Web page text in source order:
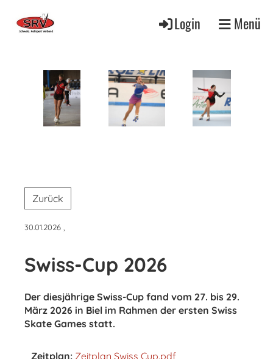
Login Menü
Zurück
30.01.2026 ,
Swiss-Cup 2026
Der diesjährige Swiss-Cup fand vom 27. bis 29.
März 2026 in Biel im Rahmen der ersten Swiss
Skate Games statt.
Zeitplan: Zeitplan Swiss Cup.pdf